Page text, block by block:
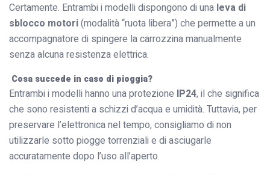
Certamente. Entrambi i modelli dispongono di una leva di
sblocco motori(modalità “ruota libera”) che permette a un
accompagnatore di spingere la carrozzina manualmente
senza alcuna resistenza elettrica.
Cosa succede in caso di pioggia?
Entrambi i modelli hanno una protezione IP24, il che significa
che sono resistenti a schizzi d’acqua e umidità. Tuttavia, per
preservare l’elettronica nel tempo, consigliamo di non
utilizzarle sotto piogge torrenziali e di asciugarle
accuratamente dopo l’uso all’aperto.